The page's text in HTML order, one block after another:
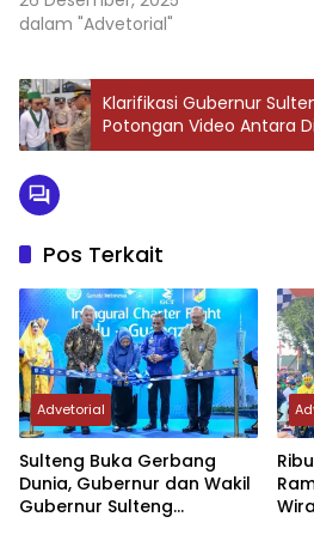
dalam "Advetorial"
Klarifikasi Gubernur
Potongan Video Antara
Massa HMI Saat Unjuk
Pos Terkait
Advetorial
Sulteng Buka Gerbang
Dunia, Gubernur dan Wakil
Gubernur Sulteng